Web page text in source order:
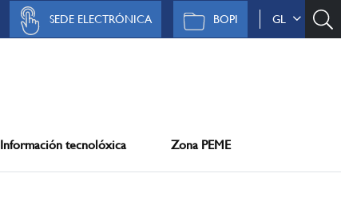
GL
BOPI
SEDE ELECTRÓNICA
Información tecnolóxica Zona PEME